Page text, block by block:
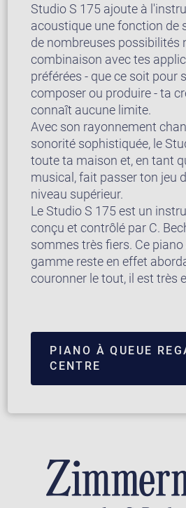
Studio S 175 ajoute à
acoustique une fonction de
de nombreuses possibilités
combinaison avec tes
préférées - que ce soit pour
composer ou produire - ta
connaît aucune limite.
Avec son rayonnement
sonorité sophistiquée, le
toute ta maison et, en tant
musical, fait passer ton jeu
niveau supérieur.
Le Studio S 175 est un
conçu et contrôlé par C.
sommes très fiers. Ce
gamme reste en effet
couronner le tout, il est très
PIANO À QUEUE
CENTRE